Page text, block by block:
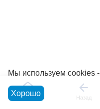
Главная Назад
Мы используем cookies -
Хорошо